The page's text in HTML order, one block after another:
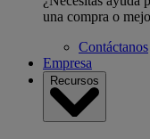
una compra o
Contáctanos
Empresa
Recursos